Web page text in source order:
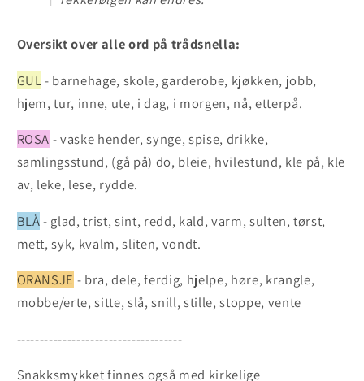
Oversikt over alle ord på trådsnella:
GUL- barnehage, skole, garderobe, kjøkken, jobb,
hjem, tur, inne, ute, i dag, i morgen, nå, etterpå.
ROSA - vaske hender, synge, spise, drikke,
samlingsstund, (gå på) do, bleie, hvilestund, kle på, kle
av, leke, lese, rydde.
BLÅ- glad, trist, sint, redd, kald, varm, sulten, tørst,
mett, syk, kvalm, sliten, vondt.
ORANSJE - bra, dele, ferdig, hjelpe, høre, krangle,
mobbe/erte, sitte, slå, snill, stille, stoppe, vente
------------------------------------
Snakksmykket finnes også med kirkelige